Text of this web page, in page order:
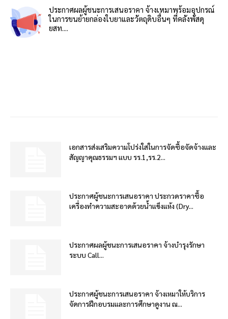
ประกาศผลผู้ชนะการเสนอราคา จ้างเหมาพร้อมอุปกรณ์
ในการขนย้ายกล่องใบยาและวัตถุดิบอื่นๆ ที่คลังพัสดุ
ยสท....
เอกสารส่งเสริมความโปร่งใสในการจัดซื้อจัดจ้างและ
สัญญาคุณธรรมฯ แบบ รร.1,รร.2...
ประกาศผู้ชนะการเสนอราคา ประกวดราคาซื้อ
เครื่องทำความสะอาดด้วยน้ำแข็งแห้ง (Dry...
ประกาศผลผู้ชนะการเสนอราคา จ้างบำรุงรักษา
ระบบ Call...
ประกาศผู้ชนะการเสนอราคา จ้างเหมาให้บริการ
จัดการฝึกอบรมและการศึกษาดูงาน ณ...